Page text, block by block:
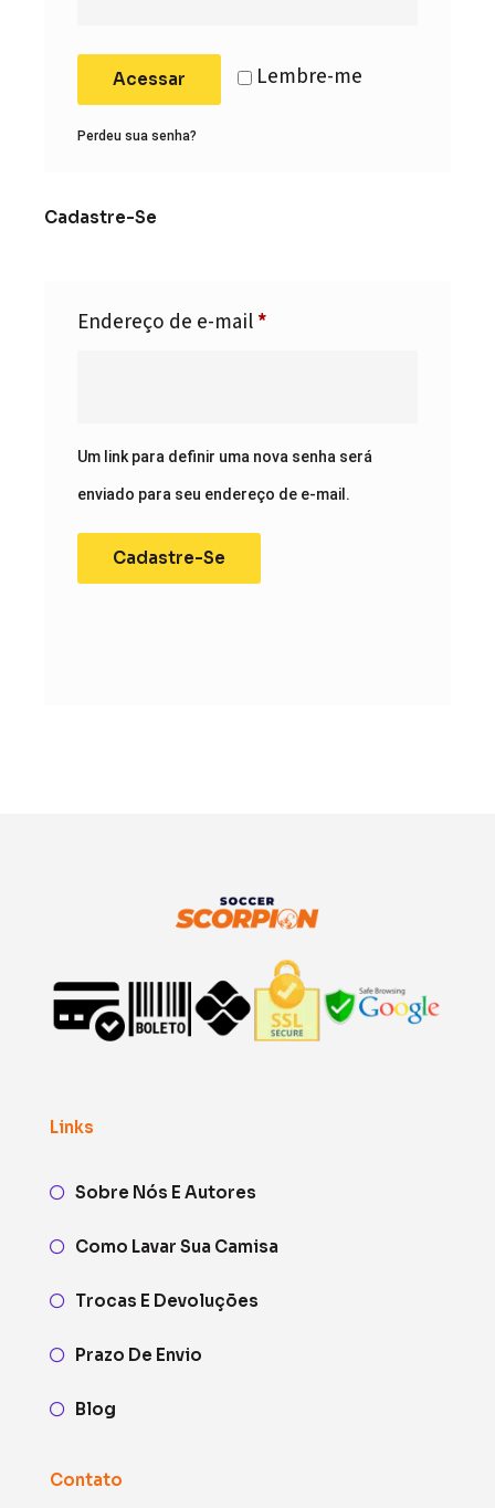
Lembre-me
Acessar
Perdeu sua senha?
Cadastre-Se
Endereço de e-mail *
Um link para definir uma nova senha será
enviado para seu endereço de e-mail.
Cadastre-Se
Links
Sobre Nós E Autores
Como Lavar Sua Camisa
Trocas E Devoluções
Prazo De Envio
Blog
Contato